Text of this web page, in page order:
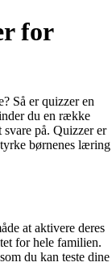
for
Så er quizzer en
du en række
på. Quizzer er
børnenes læring
at aktivere deres
for hele familien.
du kan teste dine